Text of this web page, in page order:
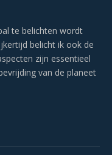
te belichten wordt
belicht ik ook de
zijn essentieel
van de planeet